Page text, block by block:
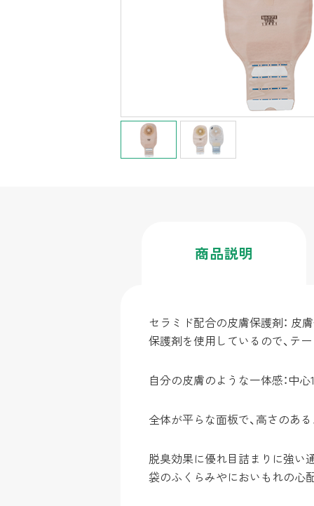
商品説明
セラミド配合の皮膚保護剤： 皮
保護剤を使用しているので、テ
自分の皮膚のような一体感：中
全体が平らな面板で、高さのあ
脱臭効果に優れ目詰まりに強い
袋のふくらみやにおいもれの心